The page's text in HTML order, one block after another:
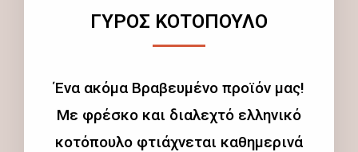
ΓΥΡΟΣ ΚΟΤΟΠΟΥΛΟ
Ένα ακόμα Βραβευμένο προϊόν μας!
Με φρέσκο και διαλεχτό ελληνικό
κοτόπουλο φτιάχνεται καθημερινά